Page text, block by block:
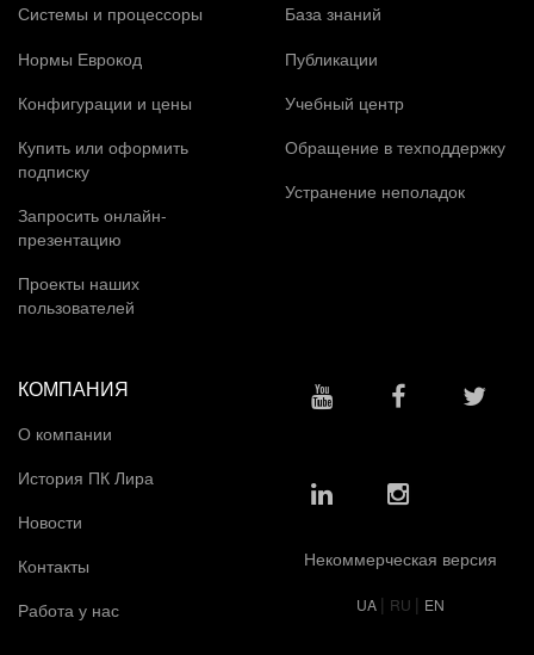
Системы и процессоры
Нормы Еврокод
Конфигурации и цены
Купить или оформить
подписку
Запросить онлайн-
презентацию
Проекты наших
пользователей
База знаний
Публикации
Учебный центр
Обращение в техподдержку
Устранение неполадок
КОМПАНИЯ
О компании
История ПК Лира
Новости
Контакты
Работа у нас
Некоммерческая версия
UA | RU | EN